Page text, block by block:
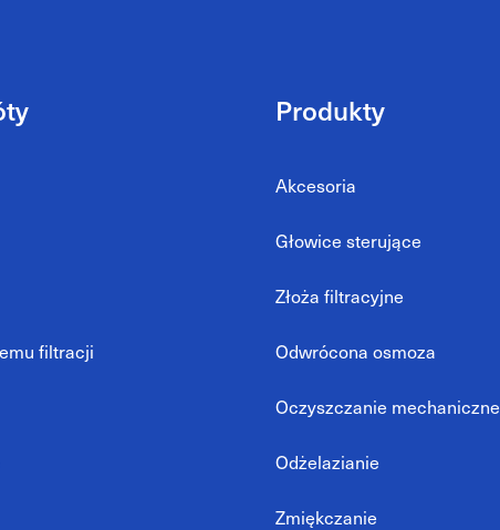
filtracji
Produkty
Akcesoria
Głowice sterujące
Złoża filtracyjne
Odwrócona osmoza
Oczyszczanie mechaniczne
Odżelazianie
Zmiękczanie